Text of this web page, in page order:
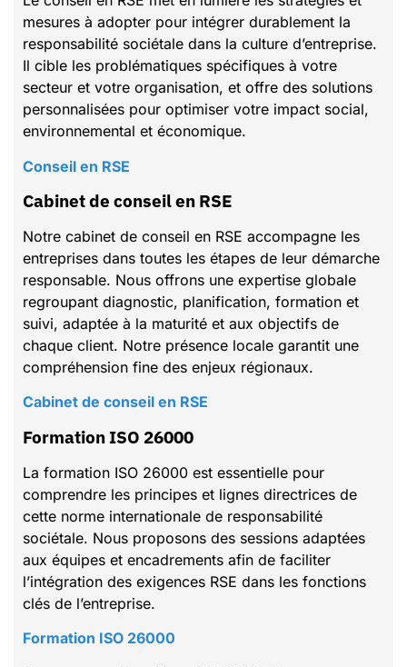
mesures à adopter pour intégrer durablement la
responsabilité sociétale dans la culture d’entreprise.
Il cible les problématiques spécifiques à votre
secteur et votre organisation, et offre des solutions
personnalisées pour optimiser votre impact social,
environnemental et économique.
Conseil en RSE
Cabinet de conseil en RSE
Notre cabinet de conseil en RSE accompagne les
entreprises dans toutes les étapes de leur démarche
responsable. Nous offrons une expertise globale
regroupant diagnostic, planification, formation et
suivi, adaptée à la maturité et aux objectifs de
chaque client. Notre présence locale garantit une
compréhension fine des enjeux régionaux.
Cabinet de conseil en RSE
Formation ISO 26000
La formation ISO 26000 est essentielle pour
comprendre les principes et lignes directrices de
cette norme internationale de responsabilité
sociétale. Nous proposons des sessions adaptées
aux équipes et encadrements afin de faciliter
l’intégration des exigences RSE dans les fonctions
clés de l’entreprise.
Formation ISO 26000